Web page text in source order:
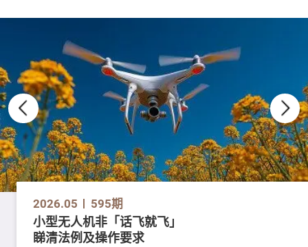
2026.05 595期
小型无人机非「话飞就飞」
睇清法例及操作要求